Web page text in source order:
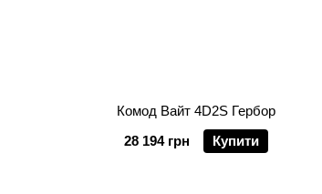
Комод Вайт 4D2S Гербор
28 194 грн
Купити